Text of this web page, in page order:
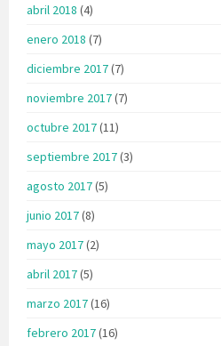
abril 2018 (4)
enero 2018 (7)
diciembre 2017(7)
noviembre 2017(7)
octubre 2017(11)
septiembre 2017(3)
agosto 2017(5)
junio 2017(8)
mayo 2017(2)
abril 2017(5)
marzo 2017(16)
febrero 2017(16)